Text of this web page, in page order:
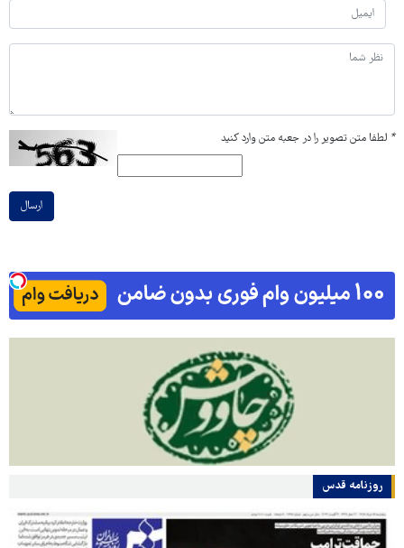
* لطفا متن تصویر را در جعبه متن وارد کنید
ارسال
روزنامه قدس